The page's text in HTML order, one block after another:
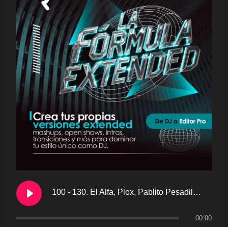
100 - 130. El Alfa, Plox, Pablito Pesadilla - La Romana x Sandungueo [RUN!CFLOW] - MASHUP
00:00